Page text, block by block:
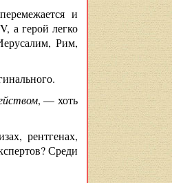
и
а герой легко
Рим,
, — хоть
рентгенах,
Среди